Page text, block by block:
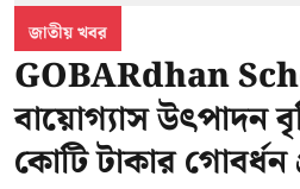
জাতীয় খবর
GOBARdhan
বায়োগ্যাস উৎপাদন
কোটি টাকার গোবর্ধন